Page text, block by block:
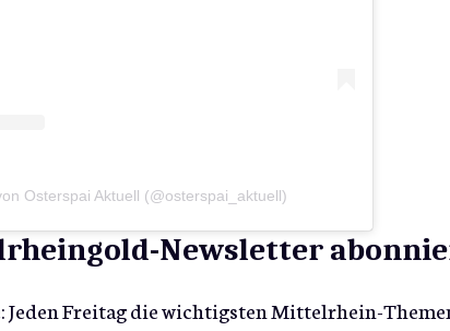
Osterspai Aktuell (@osterspai_aktuell)
Newsletter
Freitag die wichtigsten Mittelrhein-